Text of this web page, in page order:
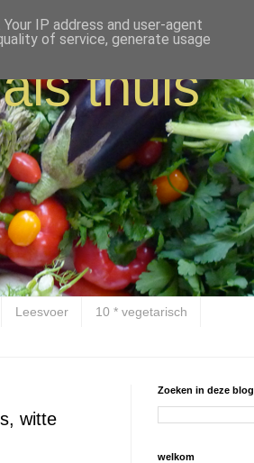
thuis
Leesvoer 10 * vegetarisch
witte
Zoeken in deze blog
welkom
IP address and user-agent
of service, generate usage